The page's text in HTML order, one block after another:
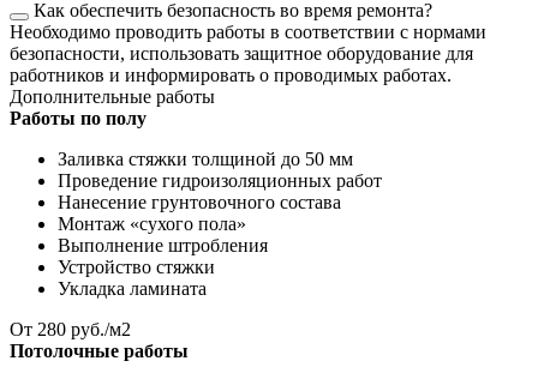
Как обеспечить безопасность во время ремонта?
Необходимо проводить работы в соответствии с нормами
безопасности, использовать защитное оборудование для
работников и информировать о проводимых работах.
Дополнительные работы
Работы по полу
Заливка стяжки толщиной до 50 мм
Проведение гидроизоляционных работ
Нанесение грунтовочного состава
Монтаж «сухого пола»
Выполнение штробления
Устройство стяжки
Укладка ламината
От 280 руб./м2
Потолочные работы